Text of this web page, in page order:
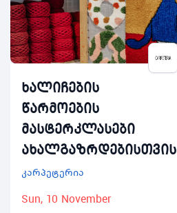
ხალიჩების
წარმოების
მასტერკლასები
ახალგაზრდებისთვის
კარპეტერია
Sun, 10 November